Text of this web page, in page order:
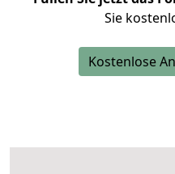
Sie
Kostenlose